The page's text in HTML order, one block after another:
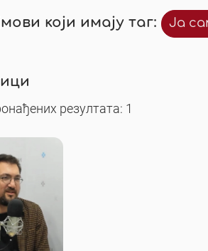
који имају таг: Ја
резултата: 1